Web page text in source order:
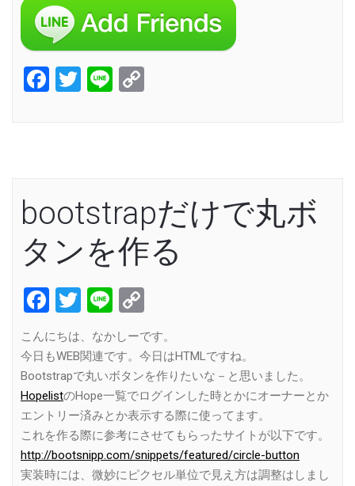
Facebook
Twitter
Line
bootstrapだけで丸ボ
タンを作る
Facebook
Twitter
Line
Link
こんにちは、なかしーです。
今日もWEB関連です。今日はHTMLですね。
Bootstrapで丸いボタンを作りたいな－と思いました。
HopelistのHope一覧でログインした時とかにオーナーとか
エントリー済みとか表示する際に使ってます。
これを作る際に参考にさせてもらったサイトが以下です。
http://bootsnipp.com/snippets/featured/circle-button
実装時には、微妙にピクセル単位で見え方は調整はしまし